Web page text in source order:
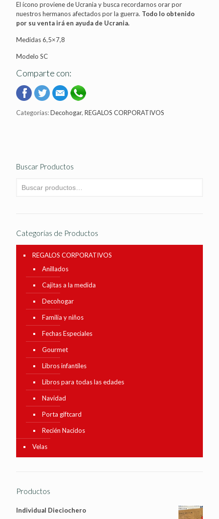
El ícono proviene de Ucrania y busca recordarnos orar por
nuestros hermanos afectados por la guerra. Todo lo obtenido
por su venta irá en ayuda de Ucrania.
Medidas 6,5×7,8
Modelo SC
Comparte con:
Categorías:Decohogar, REGALOS CORPORATIVOS
Buscar Productos
Categorías de Productos
REGALOS CORPORATIVOS
Anillados
Cajitas a la medida
Decohogar
Familia y niños
Fechas Especiales
Gourmet
Libros infantiles
Libros para todas las edades
Navidad
Porta giftcard
Recién Nacidos
Velas
Productos
Individual Dieciochero